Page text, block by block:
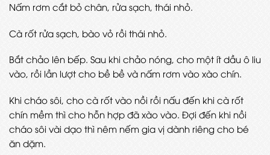
Nấm rơm cắt bỏ chân, rửa sạch, thái nhỏ.
Cà rốt rửa sạch, bào vỏ rồi thái nhỏ.
Bắt chảo lên bếp. Sau khi chảo nóng, cho một ít dầu ô liu
vào, rồi lần lượt cho bề bề và nấm rơm vào xào chín.
Khi cháo sôi, cho cà rốt vào nồi rồi nấu đến khi cà rốt
chín mềm thì cho hỗn hợp đã xào vào. Đợi đến khi nồi
cháo sôi vài dạo thì nêm nếm gia vị dành riêng cho bé
ăn dặm.